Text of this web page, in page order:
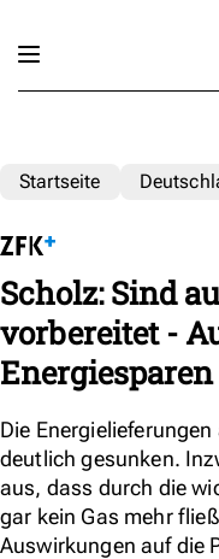
Startseite
Scholz: Sind
vorbereitet -
Energiesparen
Die
deutlich gesunken.
aus, dass durch die
gar kein Gas mehr
Auswirkungen auf die